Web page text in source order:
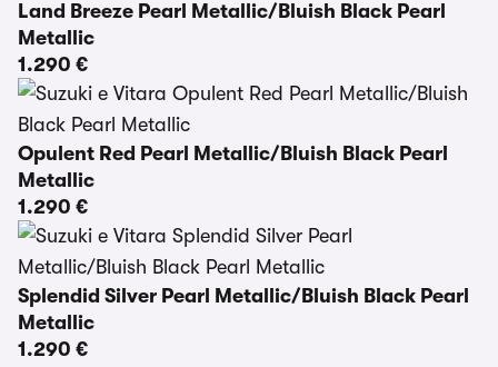
Land Breeze Pearl Metallic/Bluish Black Pearl
Metallic
1.290 €
Opulent Red Pearl Metallic/Bluish Black Pearl
Metallic
1.290 €
Splendid Silver Pearl Metallic/Bluish Black Pearl
Metallic
1.290 €